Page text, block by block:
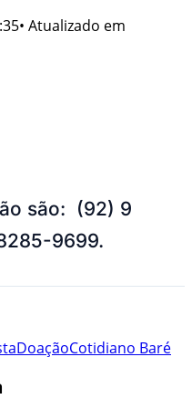
• Atualizado em
são: (92) 9
9699.
DoaçãoCotidiano Baré